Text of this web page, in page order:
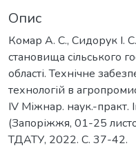
Опис
Комар А. С., Сидорук І.
становища сільського
області. Технічне
технологій в
IV Міжнар. наук.-практ.
(Запоріжжя, 01-25
ТДАТУ, 2022. С. 37-42.